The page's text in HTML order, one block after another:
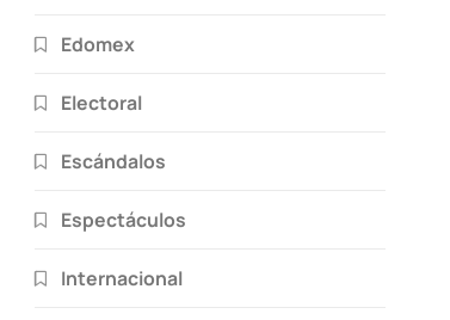
Edomex
Electoral
Escándalos
Espectáculos
Internacional